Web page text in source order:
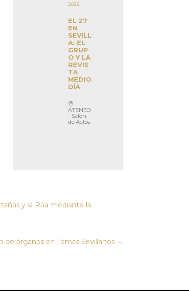
2026
EL 27
EN
SEVILL
A: EL
GRUP
O Y LA
REVIS
TA
MEDIO
DÍA
ATENEO
- Salón
de Actos
y la Rúa mediante la
de órganos en Temas Sevillanos→